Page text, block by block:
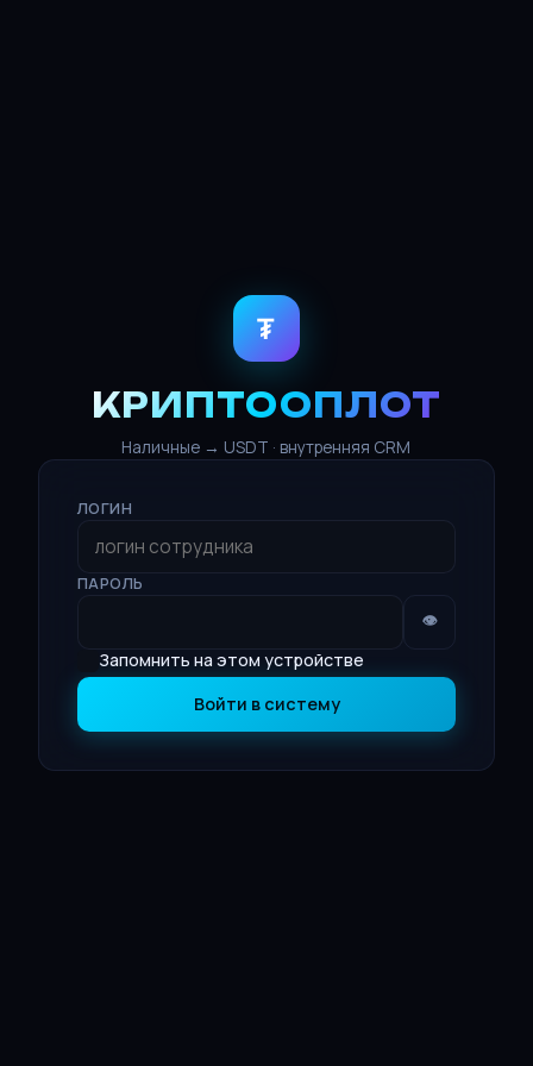
₮
КРИПТООПЛОТ
Наличные → USDT · внутренняя CRM
ЛОГИН
ПАРОЛЬ
👁
Запомнить на этом устройстве
Войти в систему